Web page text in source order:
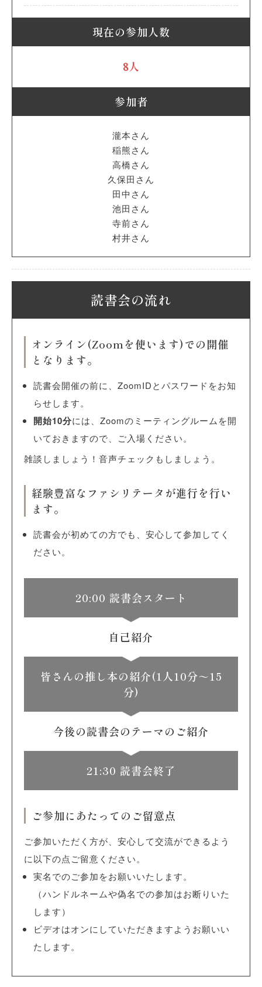
現在の参加人数
8人
参加者
瀧本さん
稲熊さん
高橋さん
久保田さん
田中さん
池田さん
寺前さん
村井さん
読書会の流れ
オンライン(Zoomを使います)での開催
となります。
読書会開催の前に、ZoomIDとパスワードをお知
らせします。
開始10分には、Zoomのミーティングルームを開
いておきますので、ご入場ください。
雑談しましょう！音声チェックもしましょう。
経験豊富なファシリテータが進行を行い
ます。
読書会が初めての方でも、安心して参加してく
ださい。
20:00 読書会スタート
自己紹介
皆さんの推し本の紹介(1人10分～15
分)
今後の読書会のテーマのご紹介
21:30 読書会終了
ご参加にあたってのご留意点
ご参加いただく方が、安心して交流ができるよう
に以下の点ご留意ください。
実名でのご参加をお願いいたします。
（ハンドルネームや偽名での参加はお断りいた
します）
ビデオはオンにしていただきますようお願いい
たします。